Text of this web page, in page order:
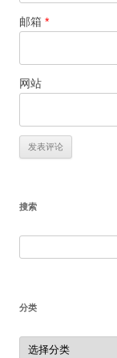
邮箱 *
网站
搜索
分类
分
类